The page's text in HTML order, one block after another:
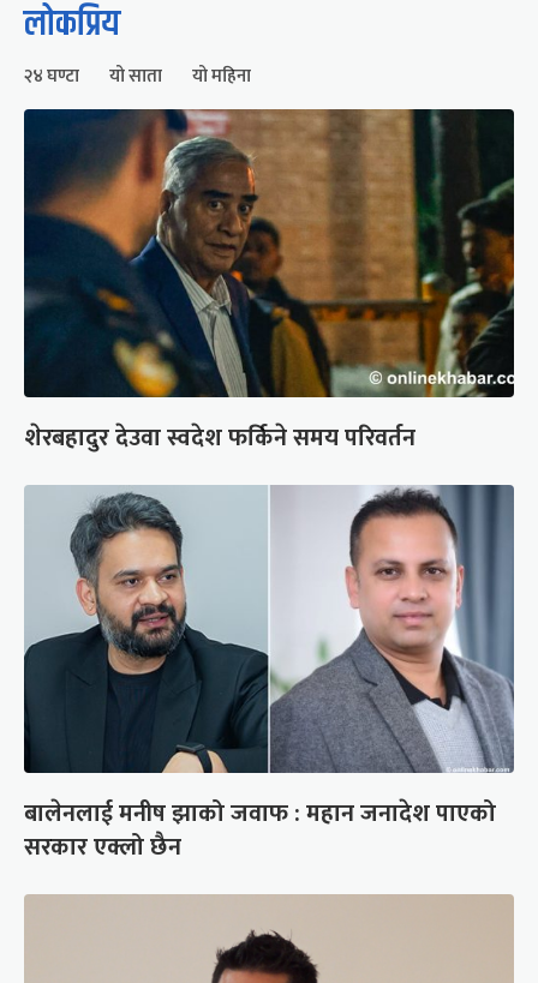
लोकप्रिय
२४ घण्टा यो साता यो महिना
शेरबहादुर देउवा स्वदेश फर्किने समय परिवर्तन
बालेनलाई मनीष झाको जवाफ : महान जनादेश पाएको
सरकार एक्लो छैन